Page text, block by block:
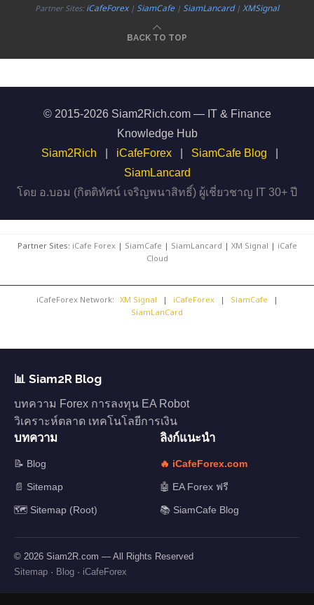
Partner Sites:iCafeForex|SiamCafe|SiamLancard|XMSignal
BACK TO TOP
© 2015-2026 Siam2Rich.com — IT & Finance
Knowledge Hub
Siam2Rich
iCafeForex SiamCafe Blog
SiamLancard
โดย อ.บอม (กิตติทัศน์ เจริญพนาสิทธิ์) ผู้เชี่ยวชาญ IT 30+ ปี
Partner Sites: iCafe Forex| SiamCafe | SiamLancard | XM Signal | iCafe
Cloud
iCafeForex Network: XM Signal | iCafeForex | SiamCafe
|
SiamLanCard
📊 Siam2R Blog
บทความ Forex การลงทุน EA Robot
วิเคราะห์ตลาด เทคโนโลยีการเงิน
บทความ
📝 Blog
📄 Sitemap
🗺️ Sitemap (Root)
ลิงก์แนะนำ
🔥 iCafeForex.com
🤖 EA Forex ฟรี
📚 SiamCafe Blog
© 2026 Siam2R.com — All Rights Reserved
Sitemap · Blog · iCafeForex